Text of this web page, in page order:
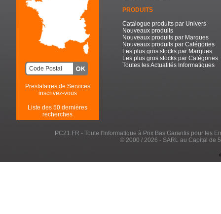
Prestataires de Services
inscrivez-vous
Liste des 50 dernières
recherches
PRODUITS
Catalogue produits par Univers
Nouveaux produits
Nouveaux produits par Marques
Nouveaux produits par Catégories
Les plus gros stocks par Marques
Les plus gros stocks par Catégories
Toutes les Actualités Informatiques
PC21.FR - Toute l'Informatique à Prix Bas Garantis pour les
© 2000 / 2026 - SARL au Capital de